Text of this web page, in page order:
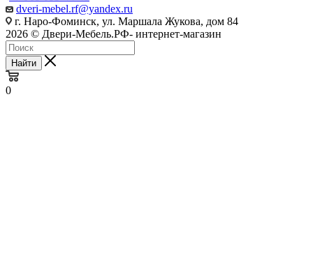
dveri-mebel.rf@yandex.ru
г. Наро-Фоминск, ул. Маршала Жукова, дом 84
2026 © Двери-Мебель.РФ- интернет-магазин
Найти
0